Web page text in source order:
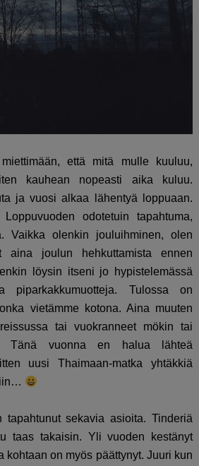
että mitä mulle kuuluu,
kauhean nopeasti aika kuluu.
ja vuosi alkaa lähentyä loppuaan.
odotetuin tapahtuma,
Vaikka olenkin jouluihminen, olen
aina joulun hehkuttamista ennen
löysin itseni jo hypistelemässä
piparkakkumuotteja. Tulossa on
vietämme kotona. Aina muuten
tai vuokranneet mökin tai
Tänä vuonna en halua lähteä
uusi Thaimaan-matka yhtäkkiä
tapahtunut sekavia asioita. Tinderiä
taas takaisin. Yli vuoden kestänyt
kohtaan on myös päättynyt. Juuri kun